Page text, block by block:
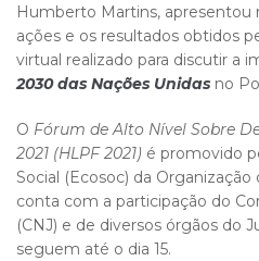
Humberto Martins, apresentou
ações e os resultados obtidos
virtual realizado para discutir a
2030 das Nações Unidas no
O Fórum de Alto Nível Sobre
2021 (HLPF 2021) é promovido
Social (Ecosoc) da
conta com a participação do
(CNJ) e de diversos órgãos do
seguem até o dia 15.